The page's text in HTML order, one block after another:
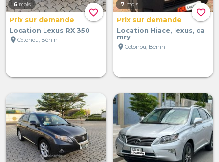
favorite_border
6 mois
Prix sur demande
Location Lexus RX 350
location_on Cotonou, Bénin
favorite_border
7 mois
Prix sur demande
Location Hiace, lexus, ca
mry
location_on Cotonou, Bénin